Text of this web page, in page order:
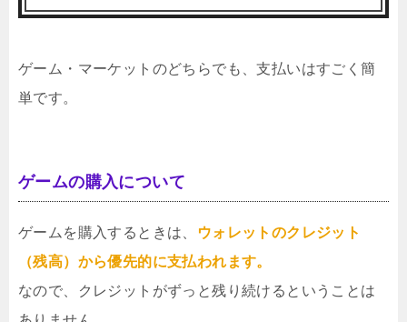
ゲーム・マーケットのどちらでも、支払いはすごく簡
単です。
ゲームの購入について
ゲームを購入するときは、
ウォレットのクレジット
（残高）から優先的に支払われます。
なので、クレジットがずっと残り続けるということは